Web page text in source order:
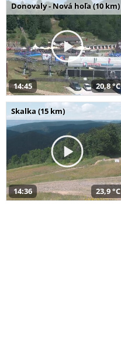
Donovaly - Nová hoľa (10 km)
14:45 20,8 °C
Skalka (15 km)
14:36 23,9 °C